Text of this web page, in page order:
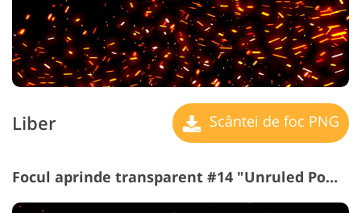
Liber Scântei de foc PNG
Focul aprinde transparent #14 "Unruled Power"